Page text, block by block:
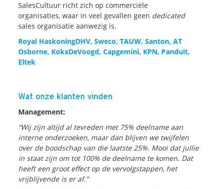
SalesCultuur richt zich op commerciële
organisaties, waar in veel gevallen geen dedicated
sales organisatie aanwezig is.
Royal HaskoningDHV, Sweco, TAUW, Santon, AT
Osborne, KokxDeVoogd, Capgemini, KPN, Panduit,
Eltek
Wat onze klanten vinden
Management:
“Wij zijn altijd al tevreden met 75% deelname aan
interne onderzoeken, maar dan blijven we twijfelen
over de boodschap van die laatste 25%. Mooi dat jullie
in staat zijn om tot 100% de deelname te komen. Dat
heeft een groot effect op de vervolgstappen, het
vrijblijvende is er af.”